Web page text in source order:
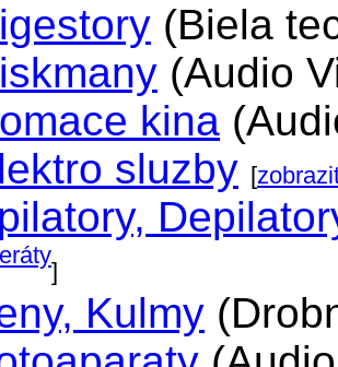
(Biela
(Audio
kina
sluzby [
]
Kulmy